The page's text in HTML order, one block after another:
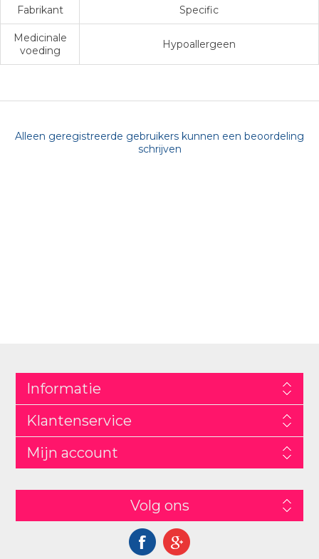
Fabrikant
Specific
Medicinale
voeding
Hypoallergeen
Alleen geregistreerde gebruikers kunnen een beoordeling
schrijven
Informatie
Klantenservice
Mijn account
Volg ons